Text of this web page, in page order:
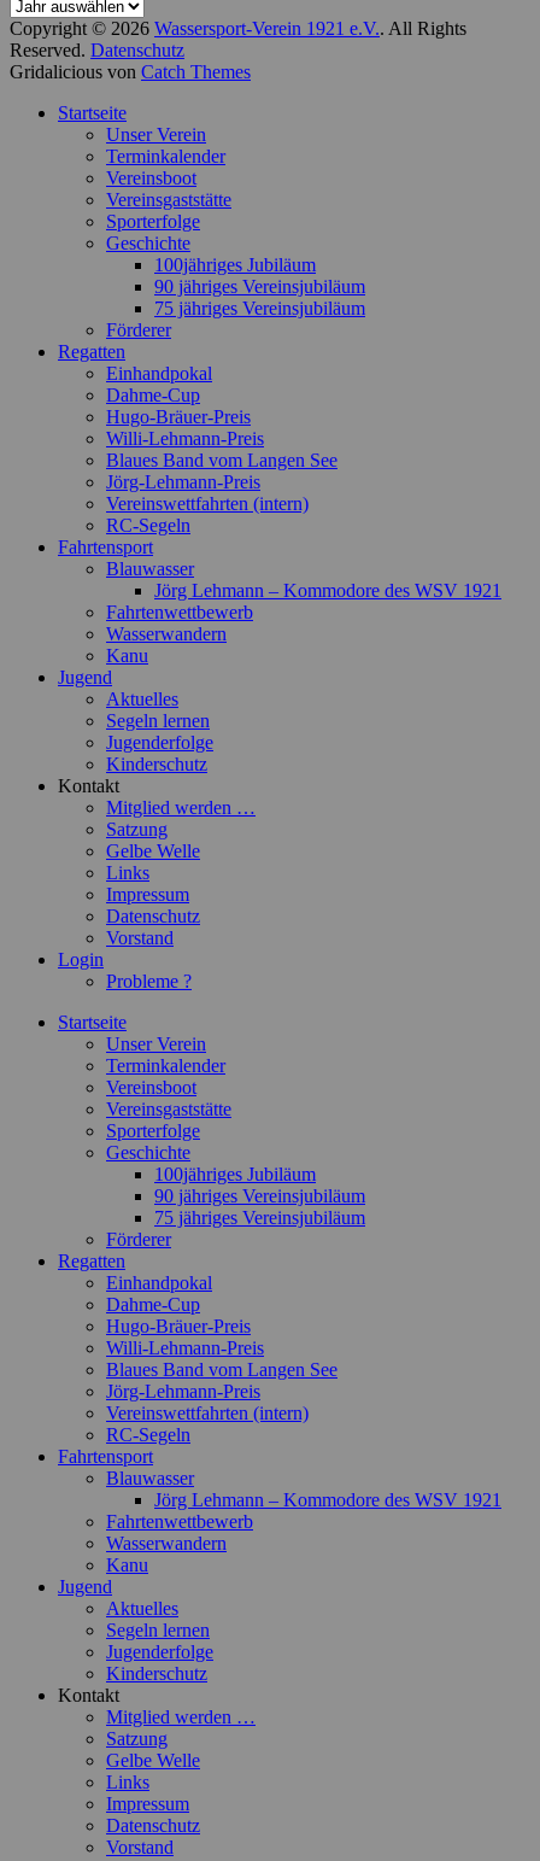
Copyright © 2026 Wassersport-Verein 1921 e.V.. All Rights
Reserved. Datenschutz
Gridalicious von Catch Themes
oben
Startseite
Unser Verein
Terminkalender
Vereinsboot
Vereinsgaststätte
Sporterfolge
Geschichte
100jähriges Jubiläum
90 jähriges Vereinsjubiläum
75 jähriges Vereinsjubiläum
Förderer
Regatten
Einhandpokal
Dahme-Cup
Hugo-Bräuer-Preis
Willi-Lehmann-Preis
Blaues Band vom Langen See
Jörg-Lehmann-Preis
Vereinswettfahrten (intern)
RC-Segeln
Fahrtensport
Blauwasser
Jörg Lehmann – Kommodore des WSV 1921
Fahrtenwettbewerb
Wasserwandern
Kanu
Jugend
Aktuelles
Segeln lernen
Jugenderfolge
Kinderschutz
Kontakt
Mitglied werden …
Satzung
Gelbe Welle
Links
Impressum
Datenschutz
Vorstand
Login
Probleme ?
Startseite
Unser Verein
Terminkalender
Vereinsboot
Vereinsgaststätte
Sporterfolge
Geschichte
100jähriges Jubiläum
90 jähriges Vereinsjubiläum
75 jähriges Vereinsjubiläum
Förderer
Regatten
Einhandpokal
Dahme-Cup
Hugo-Bräuer-Preis
Willi-Lehmann-Preis
Blaues Band vom Langen See
Jörg-Lehmann-Preis
Vereinswettfahrten (intern)
RC-Segeln
Fahrtensport
Blauwasser
Jörg Lehmann – Kommodore des WSV 1921
Fahrtenwettbewerb
Wasserwandern
Kanu
Jugend
Aktuelles
Segeln lernen
Jugenderfolge
Kinderschutz
Kontakt
Mitglied werden …
Satzung
Gelbe Welle
Links
Impressum
Datenschutz
Vorstand